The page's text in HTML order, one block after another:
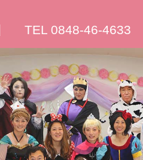
新
高
山
め
TEL 0848-46-4633